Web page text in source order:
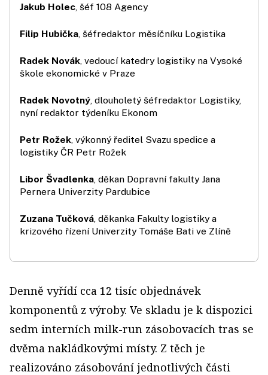
Jakub Holec, šéf 108 Agency
Filip Hubička, šéfredaktor měsíčníku Logistika
Radek Novák, vedoucí katedry logistiky na Vysoké
škole ekonomické v Praze
Radek Novotný, dlouholetý šéfredaktor Logistiky,
nyní redaktor týdeníku Ekonom
Petr Rožek, výkonný ředitel Svazu spedice a
logistiky ČR Petr Rožek
Libor Švadlenka, děkan Dopravní fakulty Jana
Pernera Univerzity Pardubice
Zuzana Tučková, děkanka Fakulty logistiky a
krizového řízení Univerzity Tomáše Bati ve Zlíně
Denně vyřídí cca 12 tisíc objednávek
komponentů z výroby. Ve skladu je k dispozici
sedm interních milk-run zásobovacích tras se
dvěma nakládkovými místy. Z těch je
realizováno zásobování jednotlivých části